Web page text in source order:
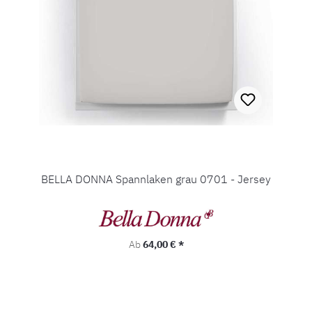
BELLA DONNA Spannlaken grau 0701 - Jersey
Regulärer Preis:
Ab64,00 € *